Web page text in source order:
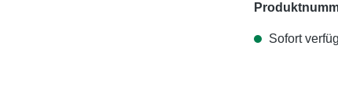
Sofort